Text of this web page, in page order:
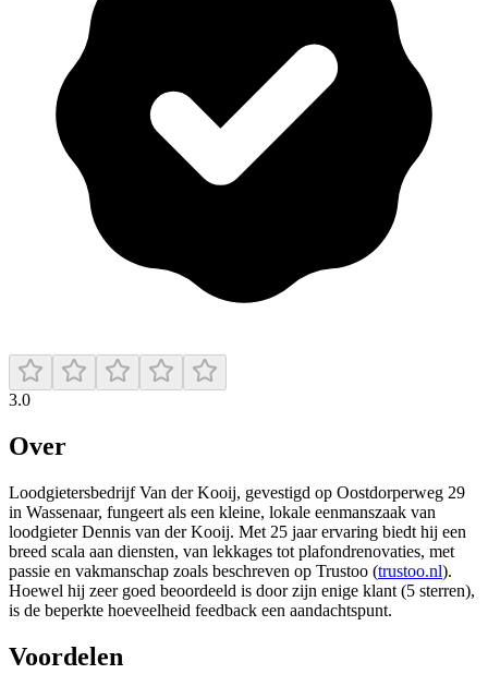
3.0
Over
Loodgietersbedrijf Van der Kooij, gevestigd op Oostdorperweg 29
in Wassenaar, fungeert als een kleine, lokale eenmanszaak van
loodgieter Dennis van der Kooij. Met 25 jaar ervaring biedt hij een
breed scala aan diensten, van lekkages tot plafondrenovaties, met
passie en vakmanschap zoals beschreven op Trustoo (trustoo.nl).
Hoewel hij zeer goed beoordeeld is door zijn enige klant (5 sterren),
is de beperkte hoeveelheid feedback een aandachtspunt.
Voordelen